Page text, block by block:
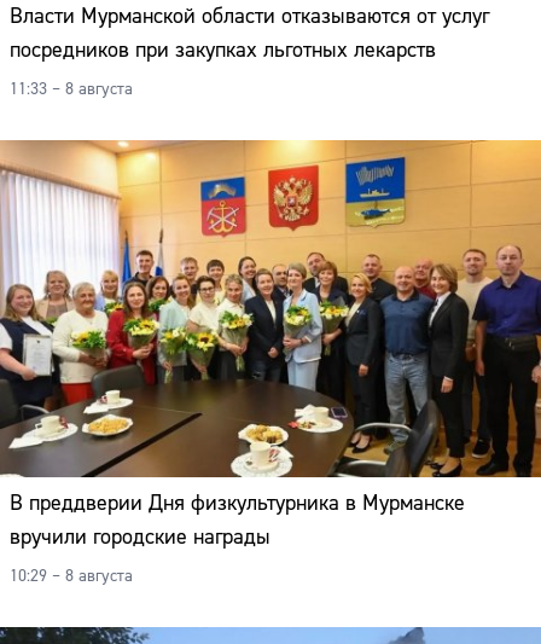
Власти Мурманской области отказываются от услуг
посредников при закупках льготных лекарств
11:33 – 8 августа
В преддверии Дня физкультурника в Мурманске
вручили городские награды
10:29 – 8 августа